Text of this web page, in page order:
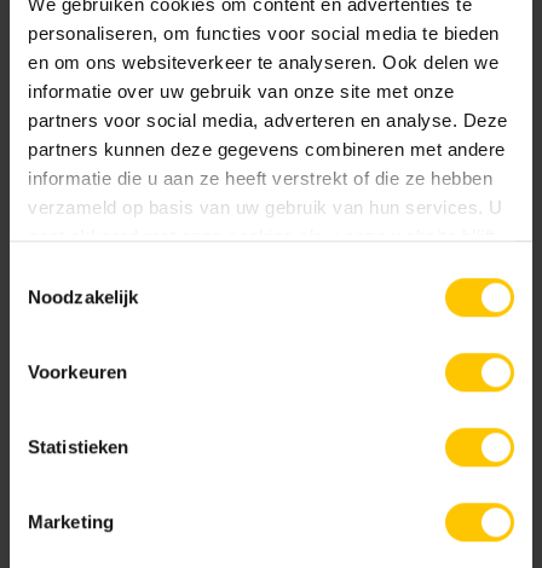
personaliseren, om functies voor social media te bieden
en om ons websiteverkeer te analyseren. Ook delen we
informatie over uw gebruik van onze site met onze
partners voor social media, adverteren en analyse. Deze
partners kunnen deze gegevens combineren met andere
informatie die u aan ze heeft verstrekt of die ze hebben
verzameld op basis van uw gebruik van hun services. U
gaat akkoord met onze cookies als u onze website blijft
Noodzakelijk
Voorkeuren
Statistieken
Marketing
Eindplaat V100s kunststof Eindplaat V150s kunststof
Euroline eindplaat bind